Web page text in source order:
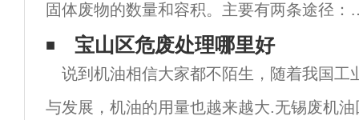
固体废物的数量和容积。主要有两条途径：
是通过改革工艺，产品设计或改变社会消耗
构和废物发生机制来减少固体废物发生量；
是通过固体废物处理如压缩，焚烧等处理来
宝山区危废处理哪里好
说到机油相信大家都不陌生，随着我国工
与发展，机油的用量也越来越大.无锡废机